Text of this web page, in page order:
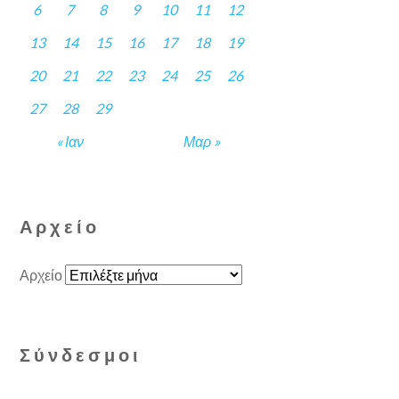
« Ιαν Μαρ »
6 7 8 9 10 11
12
13
14 15 16 17 18
19
20
21 22 23 24 25
26
27
28 29
Αρχείο
Αρχείο
Σύνδεσμοι